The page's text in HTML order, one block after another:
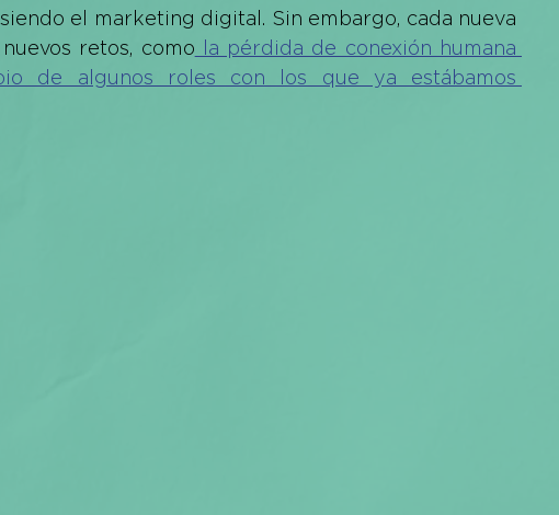
el marketing digital. Sin embargo, cada nueva
retos, como la pérdida de conexión humana
de algunos roles con los que ya estábamos